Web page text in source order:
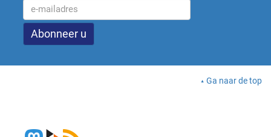
Ga naar de top